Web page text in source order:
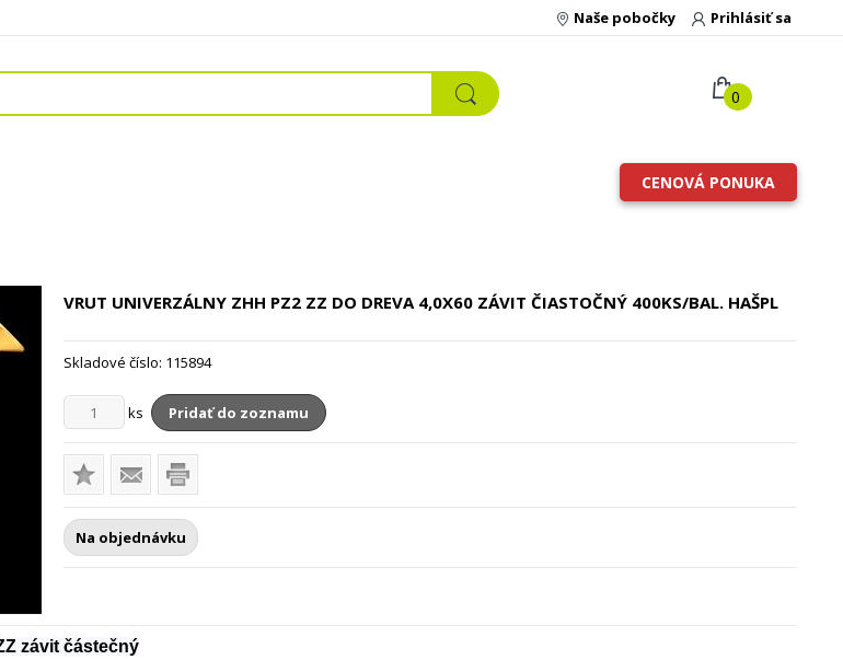
Prihlásiť sa
Naše pobočky
0
CENOVÁ PONUKA
VRUT UNIVERZÁLNY ZHH PZ2 ZZ DO DREVA 4,0X60 ZÁVIT ČIASTOČNÝ 400KS/BAL. HAŠPL
Skladové číslo: 115894
ks Pridať do zoznamu
Na objednávku
závit částečný